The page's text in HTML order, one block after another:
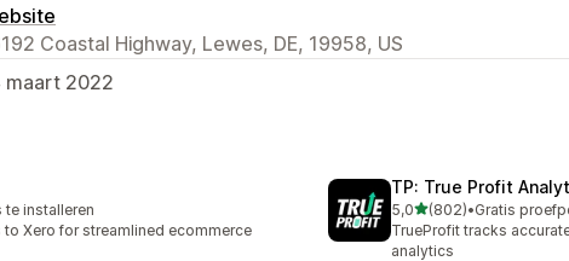
Coastal Highway, Lewes, DE, 19958, US
maart 2022
te installeren
Xero for streamlined ecommerce
TP: True Profit
5,0van 5 sterren
(802)
802 recensies in totaal
•Gratis
TrueProfit tracks
analytics